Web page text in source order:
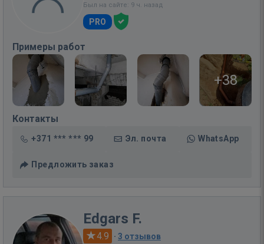
Был на сайте: 9 ч. назад
PRO
Примеры работ
+38
Контакты
+371 *** *** 99 Эл. почта WhatsApp
Предложить заказ
Edgars F.
4.9 · 3 отзывов